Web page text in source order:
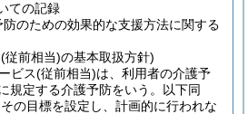
ての記録
防のための効果的な支援方法に関する
前相当)の基本取扱方針)
ビス(従前相当)は、利用者の介護予
規定する介護予防をいう。以下同
の目標を設定し、計画的に行われな